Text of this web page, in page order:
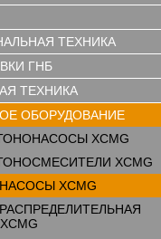
ТЕХНИКА
ГНБ
ТЕХНИКА
ОБОРУДОВАНИЕ
XCMG
XCMG
XCMG